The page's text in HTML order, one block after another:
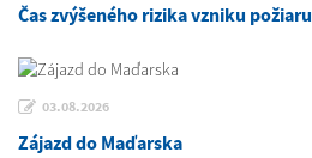
Čas zvýšeného rizika vzniku požiaru
03.08.2026
Zájazd do Maďarska